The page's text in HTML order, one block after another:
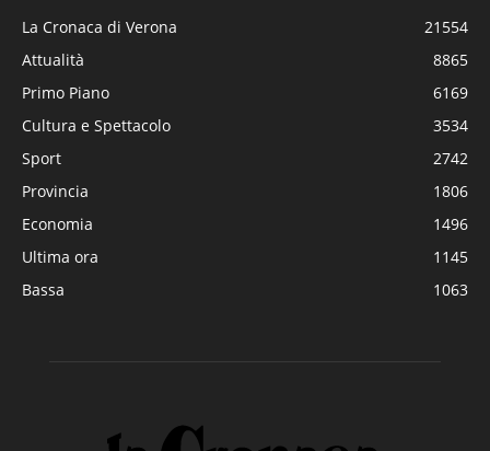
La Cronaca di Verona
21554
Attualità
8865
Primo Piano
6169
Cultura e Spettacolo
3534
Sport
2742
Provincia
1806
Economia
1496
Ultima ora
1145
Bassa
1063